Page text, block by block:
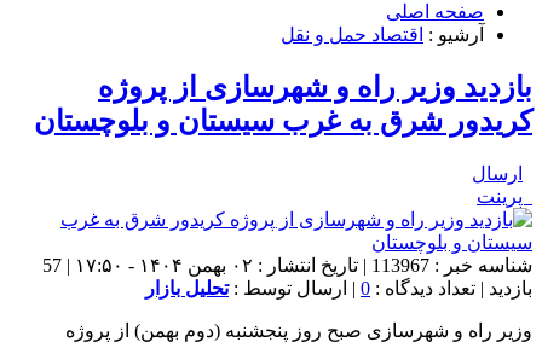
صفحه اصلی
آرشیو : اقتصاد حمل و نقل
بازدید وزیر راه و شهرسازی از پروژه
کریدور شرق به غرب سیستان و بلوچستان
ارسال
پرینت
شناسه خبر : 113967 | تاریخ انتشار : ۰۲ بهمن ۱۴۰۴ - ۱۷:۵۰ | 57
بازدید | تعداد دیدگاه : 0 | ارسال توسط :تحلیل بازار
وزیر راه و شهرسازی صبح روز پنجشنبه (دوم بهمن) از پروژه